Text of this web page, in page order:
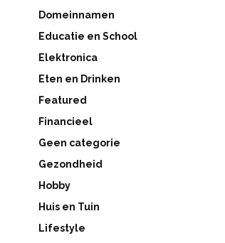
Domeinnamen
Educatie en School
Elektronica
Eten en Drinken
Featured
Financieel
Geen categorie
Gezondheid
Hobby
Huis en Tuin
Lifestyle